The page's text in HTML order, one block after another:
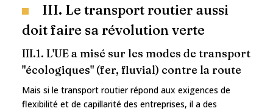
III. Le transport routier aussi
doit faire sa révolution verte
III.1. L'UE a misé sur les modes de transport
"écologiques" (fer, fluvial) contre la route
Mais si le transport routier répond aux exigences de
flexibilité et de capillarité des entreprises, il a des